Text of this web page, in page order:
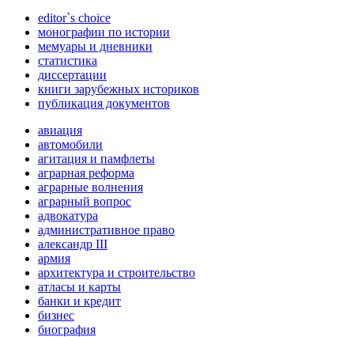
editor`s choice
монографии по истории
мемуары и дневники
статистика
диссертации
книги зарубежных историков
публикация документов
авиация
автомобили
агитация и памфлеты
аграрная реформа
аграрные волнения
аграрный вопрос
адвокатура
административное право
александр III
армия
архитектура и строительство
атласы и карты
банки и кредит
бизнес
биография